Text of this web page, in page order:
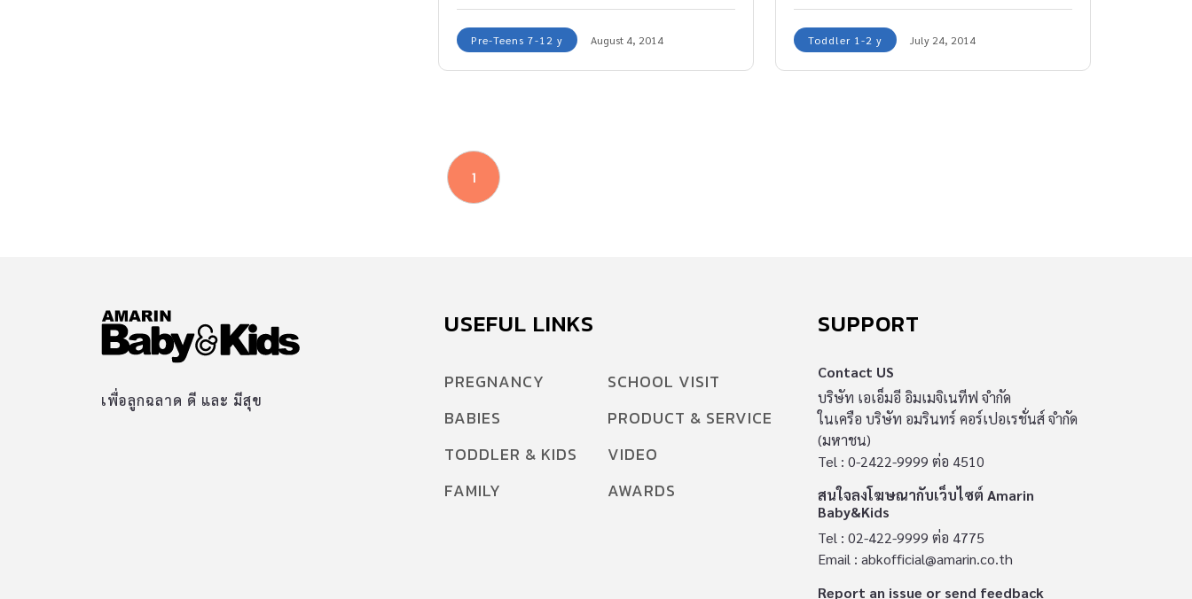
Pre-Teens 7-12 y August 4, 2014 Toddler 1-2 y July 24, 2014
1
เพื่อลูกฉลาด ดี และ มีสุข
USEFUL LINKS
PREGNANCY
BABIES
TODDLER & KIDS
FAMILY
SCHOOL VISIT
PRODUCT & SERVICE
VIDEO
AWARDS
SUPPORT
Contact US
บริษัท เอเอ็มอี อิมเมจิเนทีฟ จำกัด
ในเครือ บริษัท อมรินทร์ คอร์เปอเรชั่นส์ จำกัด
(มหาชน)
Tel : 0-2422-9999 ต่อ 4510
สนใจลงโฆษณากับเว็บไซต์ Amarin
Baby&Kids
Tel : 02-422-9999 ต่อ 4775
Email : abkofficial@amarin.co.th
Report an issue or send feedback